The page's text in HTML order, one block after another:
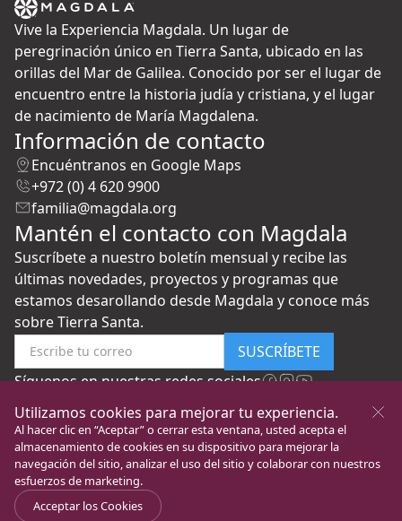
Vive la Experiencia Magdala. Un lugar de
peregrinación único en Tierra Santa, ubicado en las
orillas del Mar de Galilea. Conocido por ser el lugar de
encuentro entre la historia judía y cristiana, y el lugar
de nacimiento de María Magdalena.
Información de contacto
Encuéntranos en Google Maps
+972 (0) 4 620 9900
familia@magdala.org
Mantén el contacto con Magdala
Suscríbete a nuestro boletín mensual y recibe las
últimas novedades, proyectos y programas que
estamos desarollando desde Magdala y conoce más
sobre Tierra Santa.
SUSCRÍBETE
Síguenos en nuestras redes sociales
©
New Gate to Peace
Foundation
Reservados
Utilizamos cookies para mejorar tu experiencia.
Al hacer clic en “Aceptar” o cerrar esta ventana, usted acepta el
almacenamiento de cookies en su dispositivo para mejorar la
navegación del sitio, analizar el uso del sitio y colaborar con nuestros
esfuerzos de marketing.
Acceptar los Cookies